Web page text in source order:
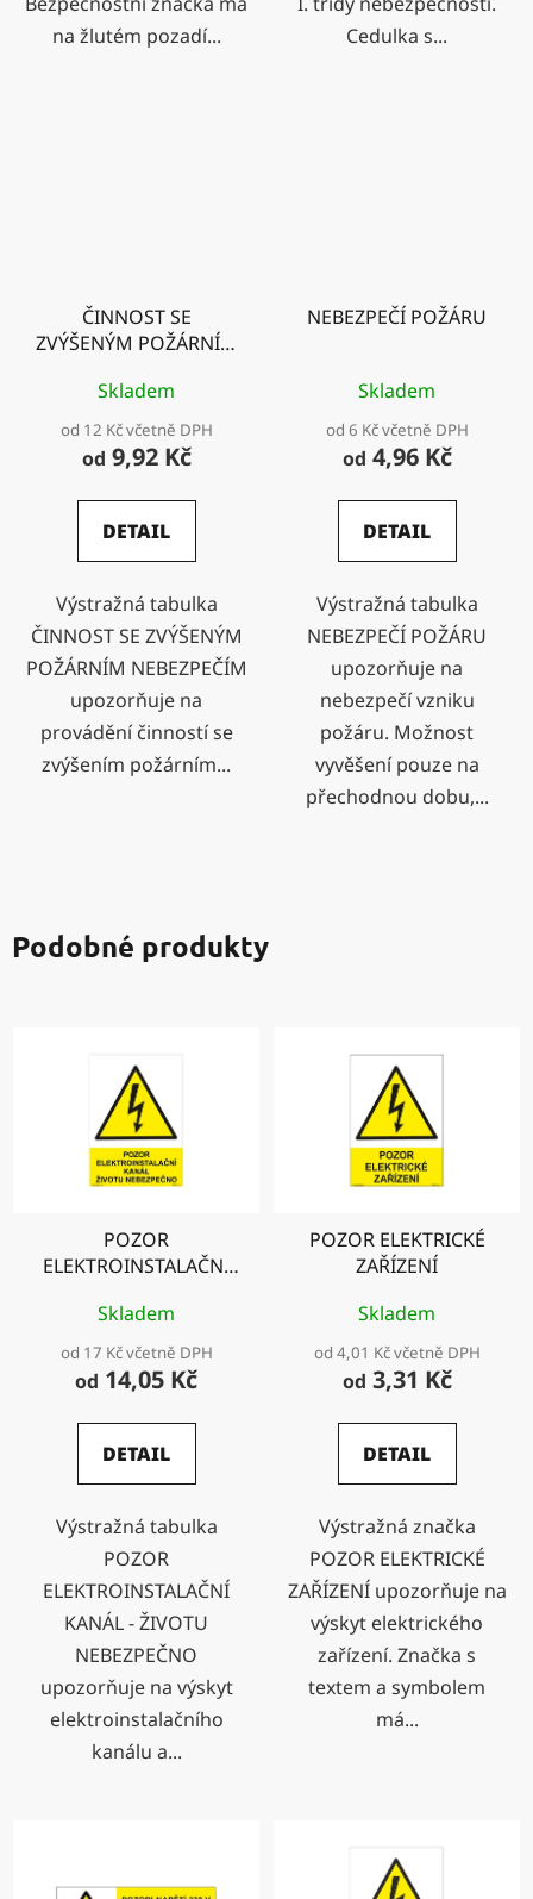
na žlutém pozadí...
Cedulka s...
ČINNOST SE
ZVÝŠENÝM POŽÁRNÍM
Skladem
od 12 Kč včetně DPH
od 9,92 Kč
DETAIL
Výstražná tabulka
ČINNOST SE ZVÝŠENÝM
POŽÁRNÍM NEBEZPEČÍM
upozorňuje na
provádění činností se
zvýšením požárním...
NEBEZPEČÍ POŽÁRU
Skladem
od 6 Kč včetně DPH
od 4,96 Kč
DETAIL
Výstražná tabulka
NEBEZPEČÍ POŽÁRU
upozorňuje na
nebezpečí vzniku
požáru. Možnost
vyvěšení pouze na
přechodnou dobu,...
Podobné produkty
POZOR
ELEKTROINSTALAČNÍ
NEBEZPEČNO
Skladem
od 17 Kč včetně DPH
od 14,05 Kč
DETAIL
Výstražná tabulka
POZOR
ELEKTROINSTALAČNÍ
KANÁL - ŽIVOTU
NEBEZPEČNO
upozorňuje na výskyt
elektroinstalačního
kanálu a...
POZOR ELEKTRICKÉ
ZAŘÍZENÍ
Skladem
od 4,01 Kč včetně DPH
od 3,31 Kč
DETAIL
Výstražná značka
POZOR ELEKTRICKÉ
ZAŘÍZENÍ upozorňuje na
výskyt elektrického
zařízení. Značka s
textem a symbolem
má...